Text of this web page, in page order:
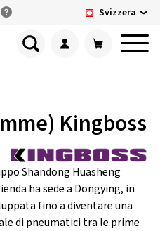
Svizzera
Kingboss
Shandong Huasheng
ha sede a Dongying, in
fino a diventare una
di pneumatici tra le prime